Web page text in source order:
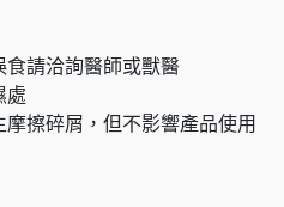
請洽詢醫師或獸醫
處
擦碎屑，但不影響產品使用